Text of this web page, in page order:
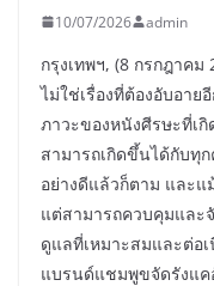
10/07/2026 admin
กรุงเทพฯ, (8 กรกฎาค
ไม่ใช่เรื่องที่ต้องอับอาย
ภาวะของหนังศีรษะที่เ
สามารถเกิดขึ้นได้กับทุ
อย่างดีแล้วก็ตาม และแ
แต่สามารถควบคุมและ
ดูแลที่เหมาะสมและต่อ
แบรนด์แชมพูขจัดรังแ